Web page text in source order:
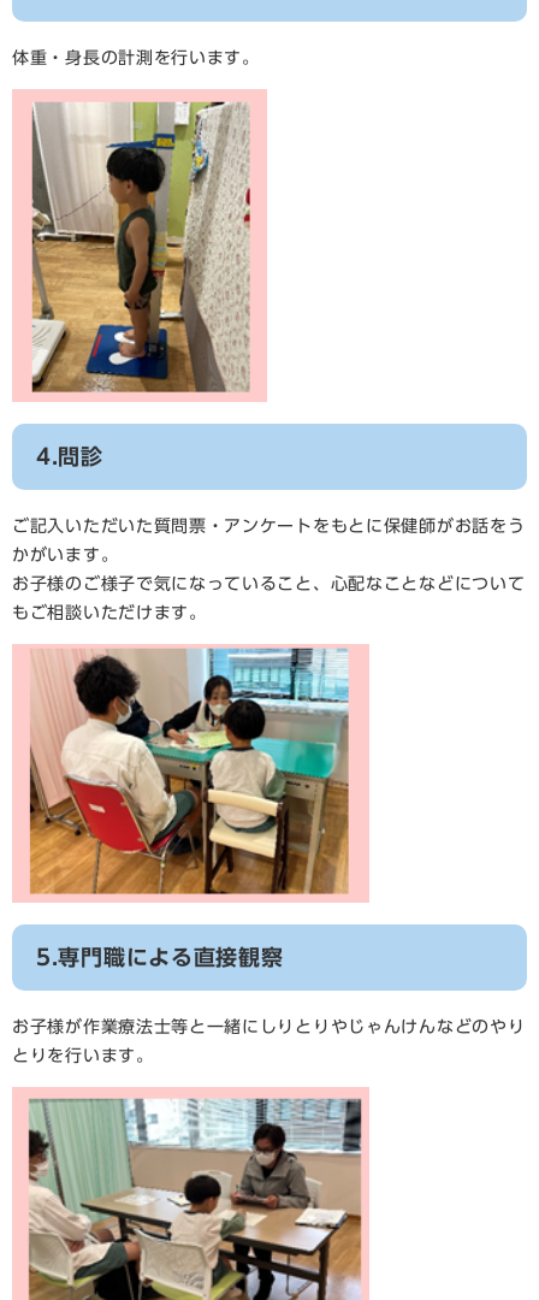
体重・身長の計測を行います。
4.問診
ご記入いただいた質問票・アンケートをもとに保健師がお話をう
かがいます。
お子様のご様子で気になっていること、心配なことなどについて
もご相談いただけます。
5.専門職による直接観察
お子様が作業療法士等と一緒にしりとりやじゃんけんなどのやり
とりを行います。